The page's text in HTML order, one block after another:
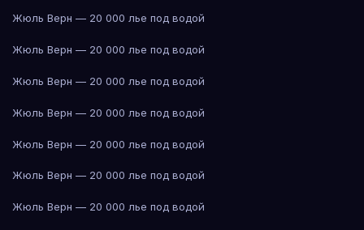
Жюль Верн — 20 000 лье под водой
Жюль Верн — 20 000 лье под водой
Жюль Верн — 20 000 лье под водой
Жюль Верн — 20 000 лье под водой
Жюль Верн — 20 000 лье под водой
Жюль Верн — 20 000 лье под водой
Жюль Верн — 20 000 лье под водой